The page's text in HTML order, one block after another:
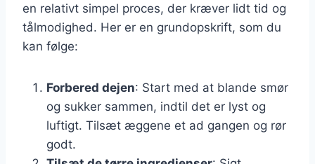
en relativt simpel proces, der kræver lidt tid og
tålmodighed. Her er en grundopskrift, som du
kan følge:
Forbered dejen: Start med at blande smør
og sukker sammen, indtil det er lyst og
luftigt. Tilsæt æggene et ad gangen og rør
godt.